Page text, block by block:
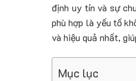
định uy tín và sự
phù hợp là yếu tố
và hiệu quả nhất,
Mục lục